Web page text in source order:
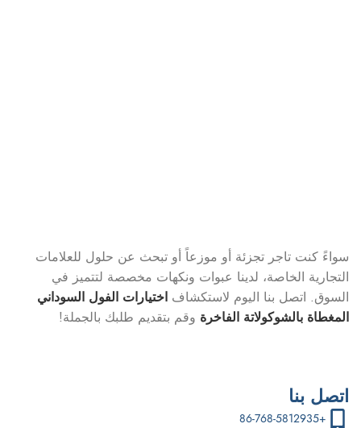
سواءً كنت تاجر تجزئة أو موزعاً أو تبحث عن حلول للعلامات
التجارية الخاصة، لدينا عبوات ونكهات مخصصة لتتميز في
السوق. اتصل بنا اليوم لاستكشاف اختيارات الفول السوداني
المغطاة بالشوكولاتة الفاخرة وقم بتقديم طلبك بالجملة!
اتصل بنا
+86-768-5812935